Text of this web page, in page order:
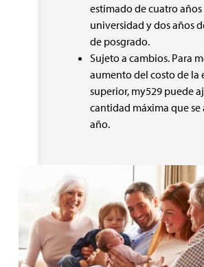
estimado de cuatro años
universidad y dos años
de posgrado.
Sujeto a cambios. Para
aumento del costo de la
superior, my529 puede
cantidad máxima que se
año.